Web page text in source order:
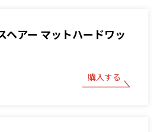
ヘアー マットハードワッ
購入する